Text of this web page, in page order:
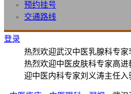
预约挂号
交通路线
登录
热烈欢迎武汉中医乳腺科专家
热烈欢迎中医皮肤科专家高
迎中医内科专家刘义涛主任入